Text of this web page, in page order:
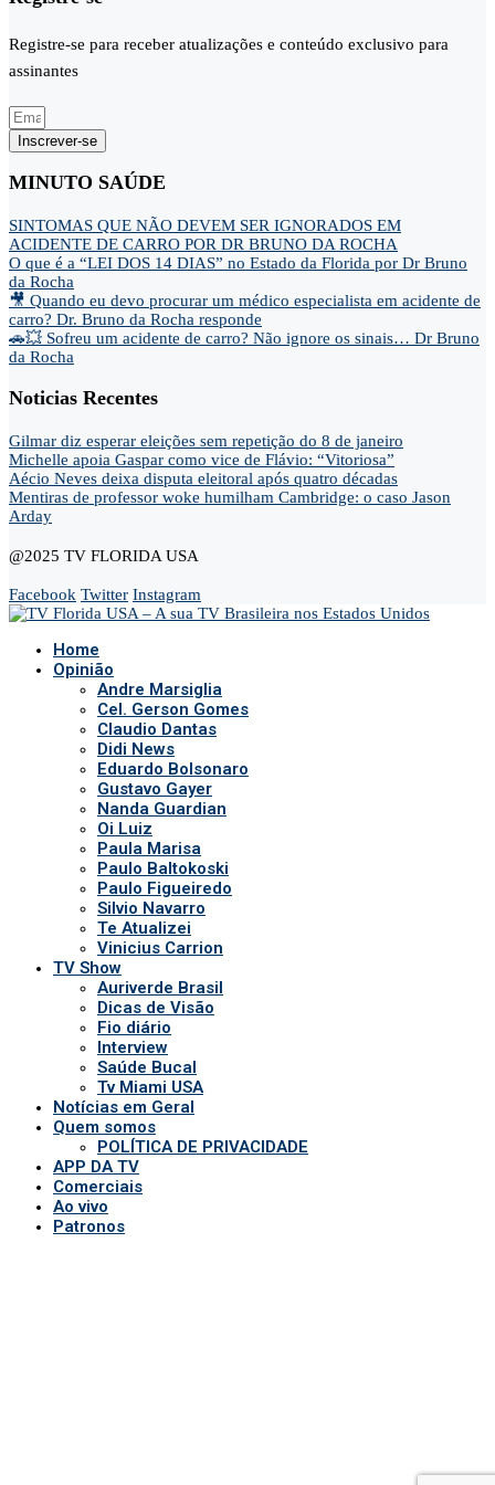
Registre-se para receber atualizações e conteúdo exclusivo para
assinantes
Inscrever-se
MINUTO SAÚDE
SINTOMAS QUE NÃO DEVEM SER IGNORADOS EM
ACIDENTE DE CARRO POR DR BRUNO DA ROCHA
O que é a “LEI DOS 14 DIAS” no Estado da Florida por Dr Bruno
da Rocha
🎥 Quando eu devo procurar um médico especialista em acidente de
carro? Dr. Bruno da Rocha responde
🚗💥 Sofreu um acidente de carro? Não ignore os sinais… Dr Bruno
da Rocha
Noticias Recentes
Gilmar diz esperar eleições sem repetição do 8 de janeiro
Michelle apoia Gaspar como vice de Flávio: “Vitoriosa”
Aécio Neves deixa disputa eleitoral após quatro décadas
Mentiras de professor woke humilham Cambridge: o caso Jason
Arday
@2025 TV FLORIDA USA
Facebook Twitter Instagram
Home
Opinião
Andre Marsiglia
Cel. Gerson Gomes
Claudio Dantas
Didi News
Eduardo Bolsonaro
Gustavo Gayer
Nanda Guardian
Oi Luiz
Paula Marisa
Paulo Baltokoski
Paulo Figueiredo
Silvio Navarro
Te Atualizei
Vinicius Carrion
TV Show
Auriverde Brasil
Dicas de Visão
Fio diário
Interview
Saúde Bucal
Tv Miami USA
Notícias em Geral
Quem somos
POLÍTICA DE PRIVACIDADE
APP DA TV
Comerciais
Ao vivo
Patronos